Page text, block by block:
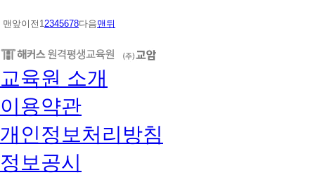
맨앞이전 12345678다음맨뒤
교육원 소개
이용약관
개인정보처리방침
정보공시